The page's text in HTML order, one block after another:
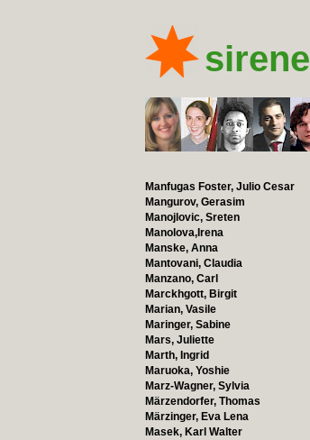
sirene
Manfugas Foster, Julio Cesar
Mangurov, Gerasim
Manojlovic, Sreten
Manolova,Irena
Manske, Anna
Mantovani, Claudia
Manzano, Carl
Marckhgott, Birgit
Marian, Vasile
Maringer, Sabine
Mars, Juliette
Marth, Ingrid
Maruoka, Yoshie
Marz-Wagner, Sylvia
Märzendorfer, Thomas
Märzinger, Eva Lena
Masek, Karl Walter